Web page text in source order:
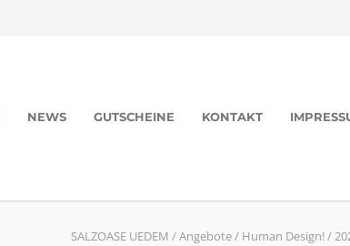
NEWS GUTSCHEINE KONTAKT
SALZOASE UEDEM /Angebote/ Human Design!/